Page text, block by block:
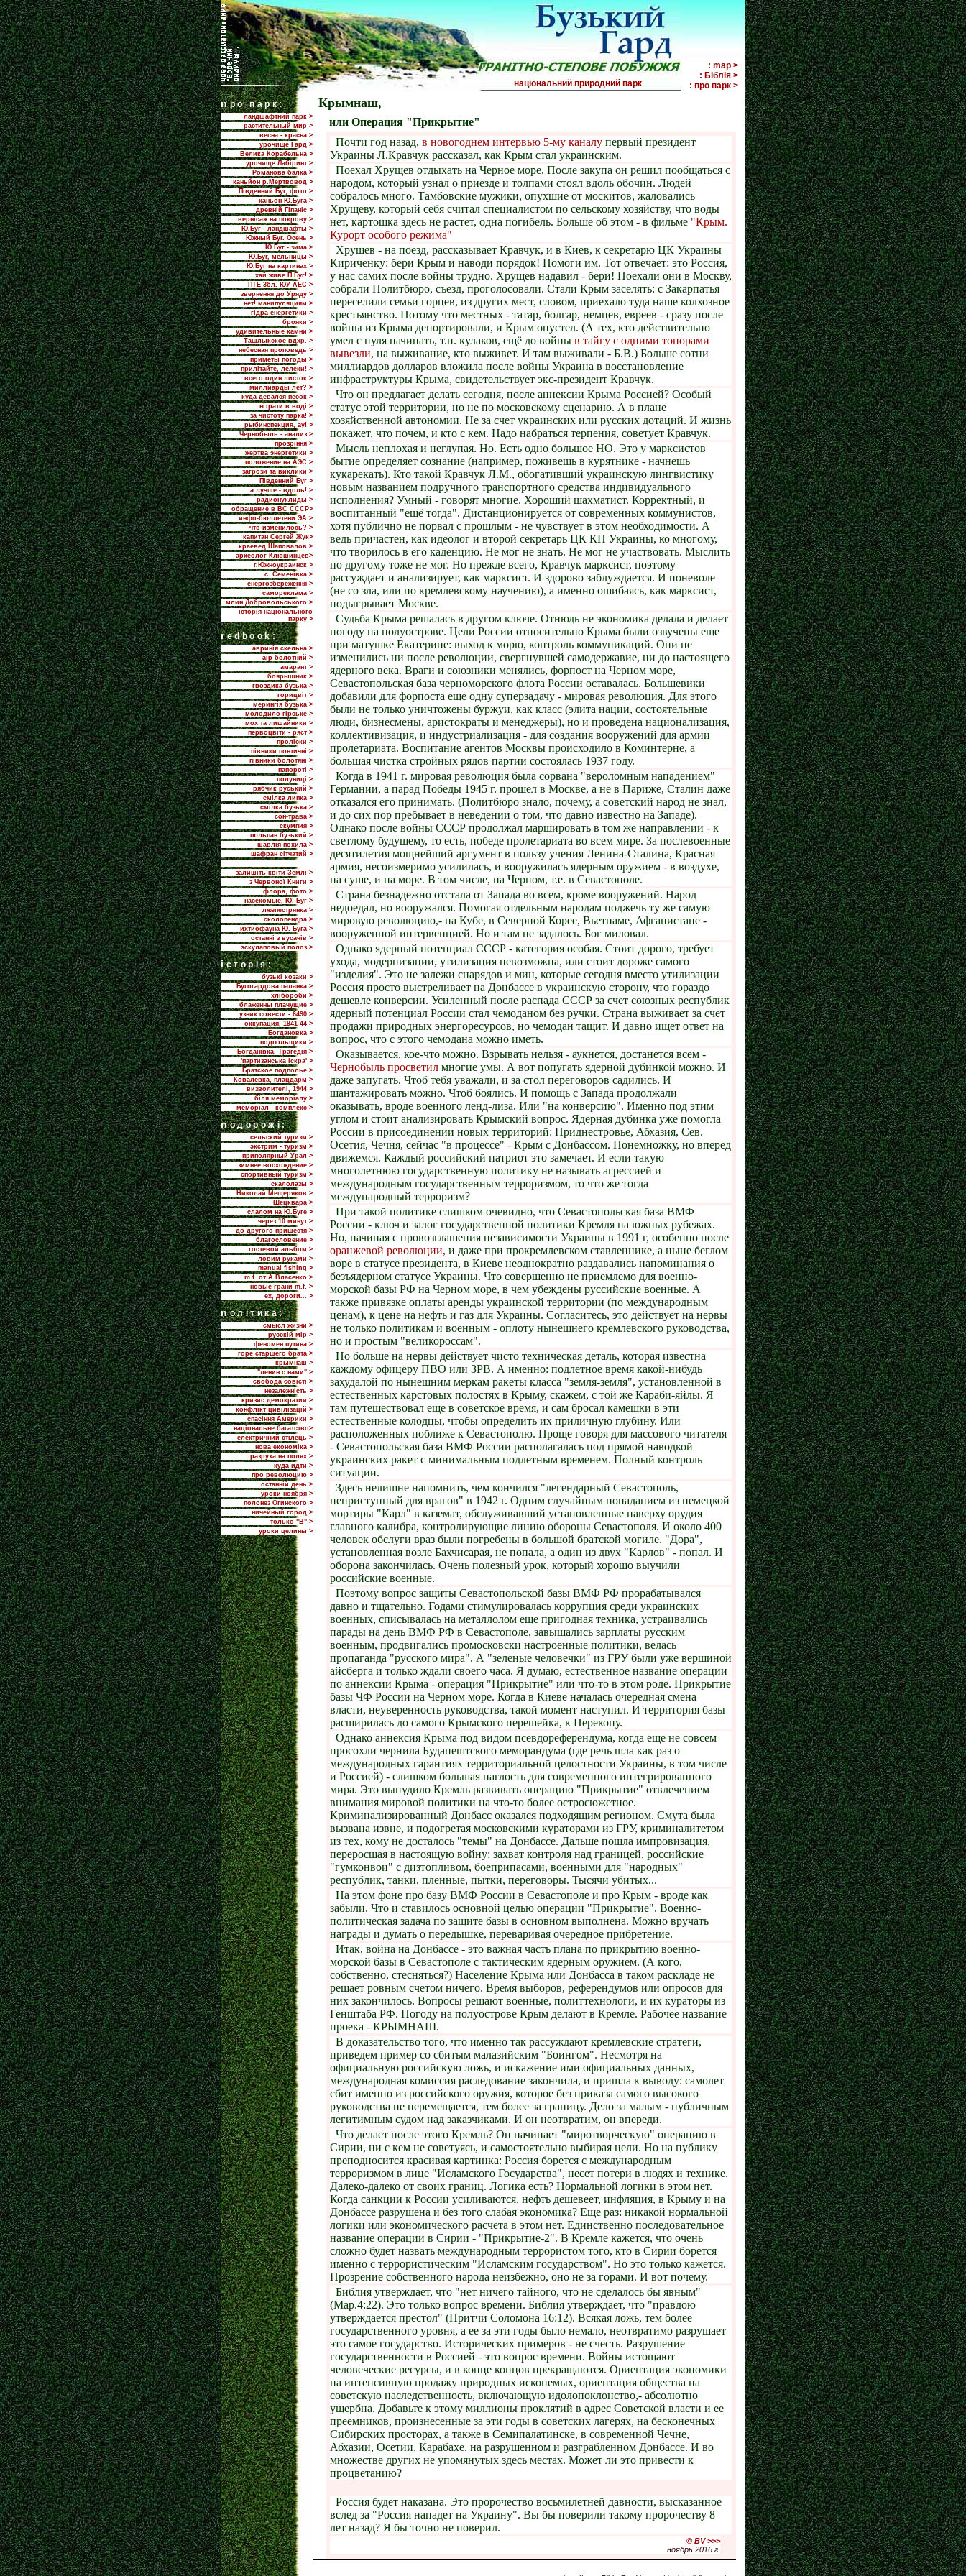
національний природний парк
: map >
: Біблія >
: про парк >
nро парк:
ландшафтний парк >
растительный мир >
весна - красна >
урочище Гард >
Велика Корабельна >
урочище Лабіринт >
Романова балка >
каньйон р.Мертвовод >
Південний Буг, фото >
каньон Ю.Буга >
древній Гіпаніс >
вернісаж на покрову >
Ю.Буг - ландшафты >
Южный Буг. Осень >
Ю.Буг - зима >
Ю.Буг, мельницы >
Ю.Буг на картинах >
хай живе П.Буг! >
ПТЕ 3бл. ЮУ АЕС >
звернення до Уряду >
нет! манипуляциям >
гідра енергетики >
брояки >
удивительные камни >
Ташлыкское вдхр. >
небесная проповедь >
приметы погоды >
прилiтайте, лелеки! >
всего один листок >
миллиарды лет? >
куда девался песок >
нітрати в воді >
за чистоту парка! >
рыбинспекция, ау! >
Чернобыль - анализ >
прозріння >
жертва энергетики >
положение на АЭС >
загрози та виклики >
Пiвденний Буг >
а лучше - вдоль! >
радионуклиды >
обращение в ВС СССР>
инфо-бюллетени ЭА >
что изменилось? >
капитан Сергей Жук>
краевед Шаповалов >
археолог Клюшинцев>
г.Южноукраинск >
с. Семенівка >
енергозбереження >
самореклама >
млин Добровольського >
історія національного
парку >
redbook:
авринія скельна >
аїр болотний >
амарант >
боярышник >
гвоздика бузька >
горицвіт >
мерингія бузька >
молодило гірське >
мох та лишайники >
первоцвіти - ряст >
проліски >
півники понтичні >
півники болотяні >
папороті >
полуниці >
рябчик руський >
смілка липка >
смілка бузька >
сон-трава >
скумпия >
тюльпан бузький >
шавлія похила >
шафран сітчатий >
залишіть квіти Землі >
з Червоної Книги >
флора, фото >
насекомые, Ю. Буг >
лжепестрянка >
сколопендра >
ихтиофауна Ю. Буга >
останні з вусачів >
эскулаповый полоз >
iсторія:
бузькі козаки >
Бугогардова паланка >
хлібороби >
блаженны плачущие >
узник совести - 6490 >
оккупация, 1941-44 >
Богдановка >
подпольщики >
Богданівка. Трагедія >
'партизанська іскра' >
Братское подполье >
Ковалевка, плацдарм >
визволителі, 1944 >
біля меморіалу >
меморіал - комплекс >
nодорожі:
сельский туризм >
экстрим - туризм >
приполярный Урал >
зимнее восхождение >
спортивный туризм >
скалолазы >
Николай Мещеряков >
Шецквара >
слалом на Ю.Буге >
через 10 минут >
до другого пришестя >
благословение >
гостевой альбом >
ловим руками >
manual fishing >
m.f. от А.Власенко >
новые грани m.f. >
ех, дороги... >
nолітика:
смысл жизни >
русскій мір >
феномен путина >
горе старшего брата >
крымнаш >
"ленин с нами" >
свобода совісті >
незалежність >
кризис демократии >
конфлікт цивілізацій >
спасіння Америки >
національне багатство>
електричний стілець >
нова економіка >
разруха на полях >
куда идти >
про революцию >
останній день >
уроки ноября >
полонез Огинского >
ничейный город >
только "В" >
уроки целины >
Крымнаш,
или Операция "Прикрытие"
Почти год назад, в новогоднем интервью 5-му каналу первый президент
Украины Л.Кравчук рассказал, как Крым стал украинским.
Поехал Хрущев отдыхать на Черное море. После закупа он решил пообщаться с
народом, который узнал о приезде и толпами стоял вдоль обочин. Людей
собралось много. Тамбовские мужики, опухшие от москитов, жаловались
Хрущеву, который себя считал специалистом по сельскому хозяйству, что воды
нет, картошка здесь не растет, одна погибель. Больше об этом - в фильме "Крым.
Курорт особого режима"
Хрущев - на поезд, рассказывает Кравчук, и в Киев, к секретарю ЦК Украины
Кириченку: бери Крым и наводи порядок! Помоги им. Тот отвечает: это Россия,
у нас самих после войны трудно. Хрущев надавил - бери! Поехали они в Москву,
собрали Политбюро, съезд, проголосовали. Стали Крым заселять: с Закарпатья
переселили семьи горцев, из других мест, словом, приехало туда наше колхозное
крестьянство. Потому что местных - татар, болгар, немцев, евреев - сразу после
войны из Крыма депортировали, и Крым опустел. (А тех, кто действительно
умел с нуля начинать, т.н. кулаков, ещё до войны в тайгу с одними топорами
вывезли, на выживание, кто выживет. И там выживали - Б.В.) Больше сотни
миллиардов долларов вложила после войны Украина в восстановление
инфраструктуры Крыма, свидетельствует экс-президент Кравчук.
Что он предлагает делать сегодня, после аннексии Крыма Россией? Особый
статус этой территории, но не по московскому сценарию. А в плане
хозяйственной автономии. Не за счет украинских или русских дотаций. И жизнь
покажет, что почем, и кто с кем. Надо набраться терпения, советует Кравчук.
Мысль неплохая и неглупая. Но. Есть одно большое НО. Это у марксистов
бытие определяет сознание (например, поживешь в курятнике - начнешь
кукарекать). Кто такой Кравчук Л.М., обогативший украинскую лингвистику
новым названием подручного транспортного средства индивидуального
исполнения? Умный - говорят многие. Хороший шахматист. Корректный, и
воспитанный "ещё тогда". Дистанционируется от современных коммунистов,
хотя публично не порвал с прошлым - не чувствует в этом необходимости. А
ведь причастен, как идеолог и второй секретарь ЦК КП Украины, ко многому,
что творилось в его каденцию. Не мог не знать. Не мог не участвовать. Мыслить
по другому тоже не мог. Но прежде всего, Кравчук марксист, поэтому
рассуждает и анализирует, как марксист. И здорово заблуждается. И поневоле
(не со зла, или по кремлевскому научению), а именно ошибаясь, как марксист,
подыгрывает Москве.
Судьба Крыма решалась в другом ключе. Отнюдь не экономика делала и делает
погоду на полуострове. Цели России относительно Крыма были озвучены еще
при матушке Екатерине: выход к морю, контроль коммуникаций. Они не
изменились ни после революции, свергнувшей самодержавие, ни до настоящего
ядерного века. Враги и союзники менялись, форпост на Черном море,
Севастопольская база черноморского флота России оставалась. Большевики
добавили для форпоста еще одну суперзадачу - мировая революция. Для этого
были не только уничтожены буржуи, как класс (элита нации, состоятельные
люди, бизнесмены, аристократы и менеджеры), но и проведена национализация,
коллективизация, и индустриализация - для создания вооружений для армии
пролетариата. Воспитание агентов Москвы происходило в Коминтерне, а
большая чистка стройных рядов партии состоялась 1937 году.
Когда в 1941 г. мировая революция была сорвана "вероломным нападением"
Германии, а парад Победы 1945 г. прошел в Москве, а не в Париже, Сталин даже
отказался его принимать. (Политбюро знало, почему, а советский народ не знал,
и до сих пор пребывает в неведении о том, что давно известно на Западе).
Однако после войны СССР продолжал маршировать в том же направлении - к
светлому будущему, то есть, победе пролетариата во всем мире. За послевоенные
десятилетия мощнейший аргумент в пользу учения Ленина-Сталина, Красная
армия, несоизмеримо усилилась, и вооружилась ядерным оружием - в воздухе,
на суше, и на море. В том числе, на Черном, т.е. в Севастополе.
Страна безнадежно отстала от Запада во всем, кроме вооружений. Народ
недоедал, но вооружался. Помогая отдельным народам поджечь ту же самую
мировую революцию,- на Кубе, в Северной Корее, Вьетнаме, Афганистане -
вооруженной интервенцией. Но и там не задалось. Бог миловал.
Однако ядерный потенциал СССР - категория особая. Стоит дорого, требует
ухода, модернизации, утилизация невозможна, или стоит дороже самого
"изделия". Это не залежи снарядов и мин, которые сегодня вместо утилизации
Россия просто выстреливает на Донбассе в украинскую сторону, что гораздо
дешевле конверсии. Усиленный после распада СССР за счет союзных республик
ядерный потенциал России стал чемоданом без ручки. Страна выживает за счет
продажи природных энергоресурсов, но чемодан тащит. И давно ищет ответ на
вопрос, что с этого чемодана можно иметь.
Оказывается, кое-что можно. Взрывать нельзя - аукнется, достанется всем -
Чернобыль просветил многие умы. А вот попугать ядерной дубинкой можно. И
даже запугать. Чтоб тебя уважали, и за стол переговоров садились. И
шантажировать можно. Чтоб боялись. И помощь с Запада продолжали
оказывать, вроде военного ленд-лиза. Или "на конверсию". Именно под этим
углом и стоит анализировать Крымский вопрос. Ядерная дубинка уже помогла
России в присоединении новых территорий: Приднестровье, Абхазия, Сев.
Осетия, Чечня, сейчас "в процессе" - Крым с Донбассом. Понемножку, но вперед
движемся. Каждый российский патриот это замечает. И если такую
многолетнюю государственную политику не называть агрессией и
международным государственным терроризмом, то что же тогда
международный терроризм?
При такой политике слишком очевидно, что Севастопольская база ВМФ
России - ключ и залог государственной политики Кремля на южных рубежах.
Но, начиная с провозглашения независимости Украины в 1991 г, особенно после
оранжевой революции, и даже при прокремлевском ставленнике, а ныне беглом
воре в статусе президента, в Киеве неоднократно раздавались напоминания о
безъядерном статусе Украины. Что совершенно не приемлемо для военно-
морской базы РФ на Черном море, в чем убеждены руссийские военные. А
также привязке оплаты аренды украинской территории (по международным
ценам), к цене на нефть и газ для Украины. Согласитесь, это действует на нервы
не только политикам и военным - оплоту нынешнего кремлевского руководства,
но и простым "великороссам".
Но больше на нервы действует чисто техническая деталь, которая известна
каждому офицеру ПВО или ЗРВ. А именно: подлетное время какой-нибудь
захудалой по нынешним меркам ракеты класса "земля-земля", установленной в
естественных карстовых полостях в Крыму, скажем, с той же Караби-яйлы. Я
там путешествовал еще в советское время, и сам бросал камешки в эти
естественные колодцы, чтобы определить их приличную глубину. Или
расположенных поближе к Севастополю. Проще говоря для массового читателя
- Севастопольская база ВМФ России располагалась под прямой наводкой
украинских ракет с минимальным подлетным временем. Полный контроль
ситуации.
Здесь нелишне напомнить, чем кончился "легендарный Севастополь,
неприступный для врагов" в 1942 г. Одним случайным попаданием из немецкой
мортиры "Карл" в каземат, обслуживавший установленные наверху орудия
главного калибра, контролирующие линию обороны Севастополя. И около 400
человек обслуги враз были погребены в большой братской могиле. "Дора",
установленная возле Бахчисарая, не попала, а один из двух "Карлов" - попал. И
оборона закончилась. Очень полезный урок, который хорошо выучили
российские военные.
Поэтому вопрос защиты Севастопольской базы ВМФ РФ прорабатывался
давно и тщательно. Годами стимулировалась коррупция среди украинских
военных, списывалась на металлолом еще пригодная техника, устраивались
парады на день ВМФ РФ в Севастополе, завышались зарплаты русским
военным, продвигались промосковски настроенные политики, велась
пропаганда "русского мира". А "зеленые человечки" из ГРУ были уже вершиной
айсберга и только ждали своего часа. Я думаю, естественное название операции
по аннексии Крыма - операция "Прикрытие" или что-то в этом роде. Прикрытие
базы ЧФ России на Черном море. Когда в Киеве началась очередная смена
власти, неуверенность руководства, такой момент наступил. И территория базы
расширилась до самого Крымского перешейка, к Перекопу.
Однако аннексия Крыма под видом псевдореферендума, когда еще не совсем
просохли чернила Будапештского меморандума (где речь шла как раз о
международных гарантиях территориальной целостности Украины, в том числе
и Россией) - слишком большая наглость для современного интегрированного
мира. Это вынудило Кремль развивать операцию "Прикрытие" отвлечением
внимания мировой политики на что-то более остросюжетное.
Криминализированный Донбасс оказался подходящим регионом. Смута была
вызвана извне, и подогретая московскими кураторами из ГРУ, криминалитетом
из тех, кому не досталось "темы" на Донбассе. Дальше пошла импровизация,
переросшая в настоящую войну: захват контроля над границей, российские
"гумконвои" с дизтопливом, боеприпасами, военными для "народных"
республик, танки, пленные, пытки, переговоры. Тысячи убитых...
На этом фоне про базу ВМФ России в Севастополе и про Крым - вроде как
забыли. Что и ставилось основной целью операции "Прикрытие". Военно-
политическая задача по защите базы в основном выполнена. Можно вручать
награды и думать о передышке, переваривая очередное прибретение.
Итак, война на Донбассе - это важная часть плана по прикрытию военно-
морской базы в Севастополе с тактическим ядерным оружием. (А кого,
собственно, стесняться?) Население Крыма или Донбасса в таком раскладе не
решает ровным счетом ничего. Время выборов, референдумов или опросов для
них закончилось. Вопросы решают военные, политтехнологи, и их кураторы из
Генштаба РФ. Погоду на полуострове Крым делают в Кремле. Рабочее название
проека - КРЫМНАШ.
В доказательство того, что именно так рассуждают кремлевские стратеги,
приведем пример со сбитым малазийским "Боингом". Несмотря на
официальную российскую ложь, и искажение ими официальных данных,
международная комиссия раследование закончила, и пришла к выводу: самолет
сбит именно из российского оружия, которое без приказа самого высокого
руководства не перемещается, тем более за границу. Дело за малым - публичным
легитимным судом над заказчиками. И он неотвратим, он впереди.
Что делает после этого Кремль? Он начинает "миротворческую" операцию в
Сирии, ни с кем не советуясь, и самостоятельно выбирая цели. Но на публику
преподносится красивая картинка: Россия борется с международным
терроризмом в лице "Исламского Государства", несет потери в людях и технике.
Далеко-далеко от своих границ. Логика есть? Нормальной логики в этом нет.
Когда санкции к России усиливаются, нефть дешевеет, инфляция, в Крыму и на
Донбассе разрушена и без того слабая экономика? Еще раз: никакой нормальной
логики или экономического расчета в этом нет. Единственно последовательное
название операции в Сирии - "Прикрытие-2". В Кремле кажется, что очень
сложно будет назвать международным террористом того, кто в Сирии борется
именно с террористическим "Исламским государством". Но это только кажется.
Прозрение собственного народа неизбежно, оно не за горами. И вот почему.
Библия утверждает, что "нет ничего тайного, что не сделалось бы явным"
(Мар.4:22). Это только вопрос времени. Библия утверждает, что "правдою
утверждается престол" (Притчи Соломона 16:12). Всякая ложь, тем более
государственного уровня, а ее за эти годы было немало, неотвратимо разрушает
это самое государство. Исторических примеров - не счесть. Разрушение
государственности в Россией - это вопрос времени. Войны истощают
человеческие ресурсы, и в конце концов прекращаются. Ориентация экономики
на интенсивную продажу природных ископемых, ориентация общества на
советскую наследственность, включающую идолопоклонство,- абсолютно
ущербна. Добавьте к этому миллионы проклятий в адрес Советской власти и ее
преемников, произнесенные за эти годы в советских лагерях, на бесконечных
Сибирских просторах, а также в Семипалатинске, в современной Чечне,
Абхазии, Осетии, Карабахе, на разрушенном и разграбленном Донбассе. И во
множестве других не упомянутых здесь местах. Может ли это привести к
процветанию?
Россия будет наказана. Это пророчество восьмилетней давности, высказанное
вслед за "Россия нападет на Украину". Вы бы поверили такому пророчеству 8
лет назад? Я бы точно не поверил.
© BV >>>
ноябрь 2016 г.